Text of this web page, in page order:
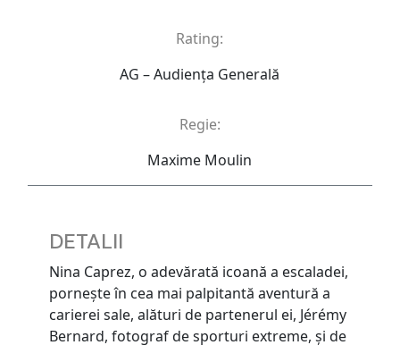
Rating:
AG – Audienţa Generală
Regie:
Maxime Moulin
DETALII
Nina Caprez, o adevărată icoană a escaladei,
pornește în cea mai palpitantă aventură a
carierei sale, alături de partenerul ei, Jérémy
Bernard, fotograf de sporturi extreme, și de